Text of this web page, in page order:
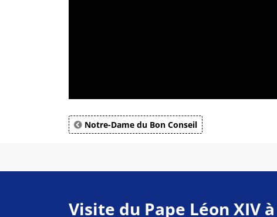
Notre-Dame du Bon Conseil
Visite du Pape Léon XIV